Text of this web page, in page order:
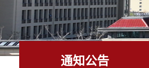
通知公告